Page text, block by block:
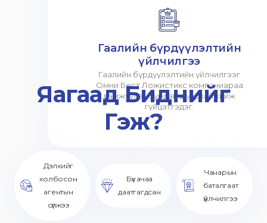
Гаалийн бүрдүүлэлтийн
үйлчилгээ
Гаалийн бүрдүүлэлтийн үйлчилгээг
Омни Бест Ложистикс компаниараа
дамжуулан хурдан шуурхай хийж
гүйцэтгэдэг.
Яагаад Биднийг
Гэж?
Дэлхийг
холбосон
агентын
сүлжээ
Бүх ачаа
даатгагдсан
Чанарын
баталгаат
үйлчилгээ